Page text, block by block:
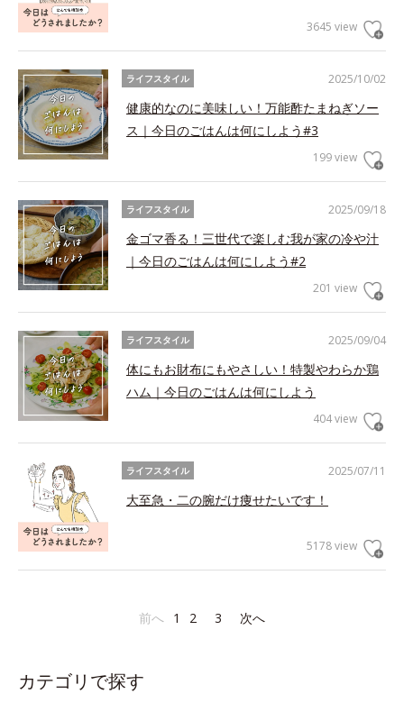
3645 view
2025/10/02
ライフスタイル
健康的なのに美味しい！万能酢たまねぎソー
ス｜今日のごはんは何にしよう#3
199 view
2025/09/18
ライフスタイル
金ゴマ香る！三世代で楽しむ我が家の冷や汁
｜今日のごはんは何にしよう#2
201 view
2025/09/04
ライフスタイル
体にもお財布にもやさしい！特製やわらか鶏
ハム｜今日のごはんは何にしよう
404 view
2025/07/11
ライフスタイル
大至急・二の腕だけ痩せたいです！
5178 view
前へ 1 2 3 次へ
カテゴリで探す